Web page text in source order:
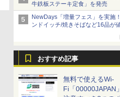
牛鉄板ステーキ定食」を発売
NewDays「増量フェス」を実施
ンドイッチ/焼きそばなど16品が
おすすめ記事
無料で使えるWi-
Fi「00000JAPAN